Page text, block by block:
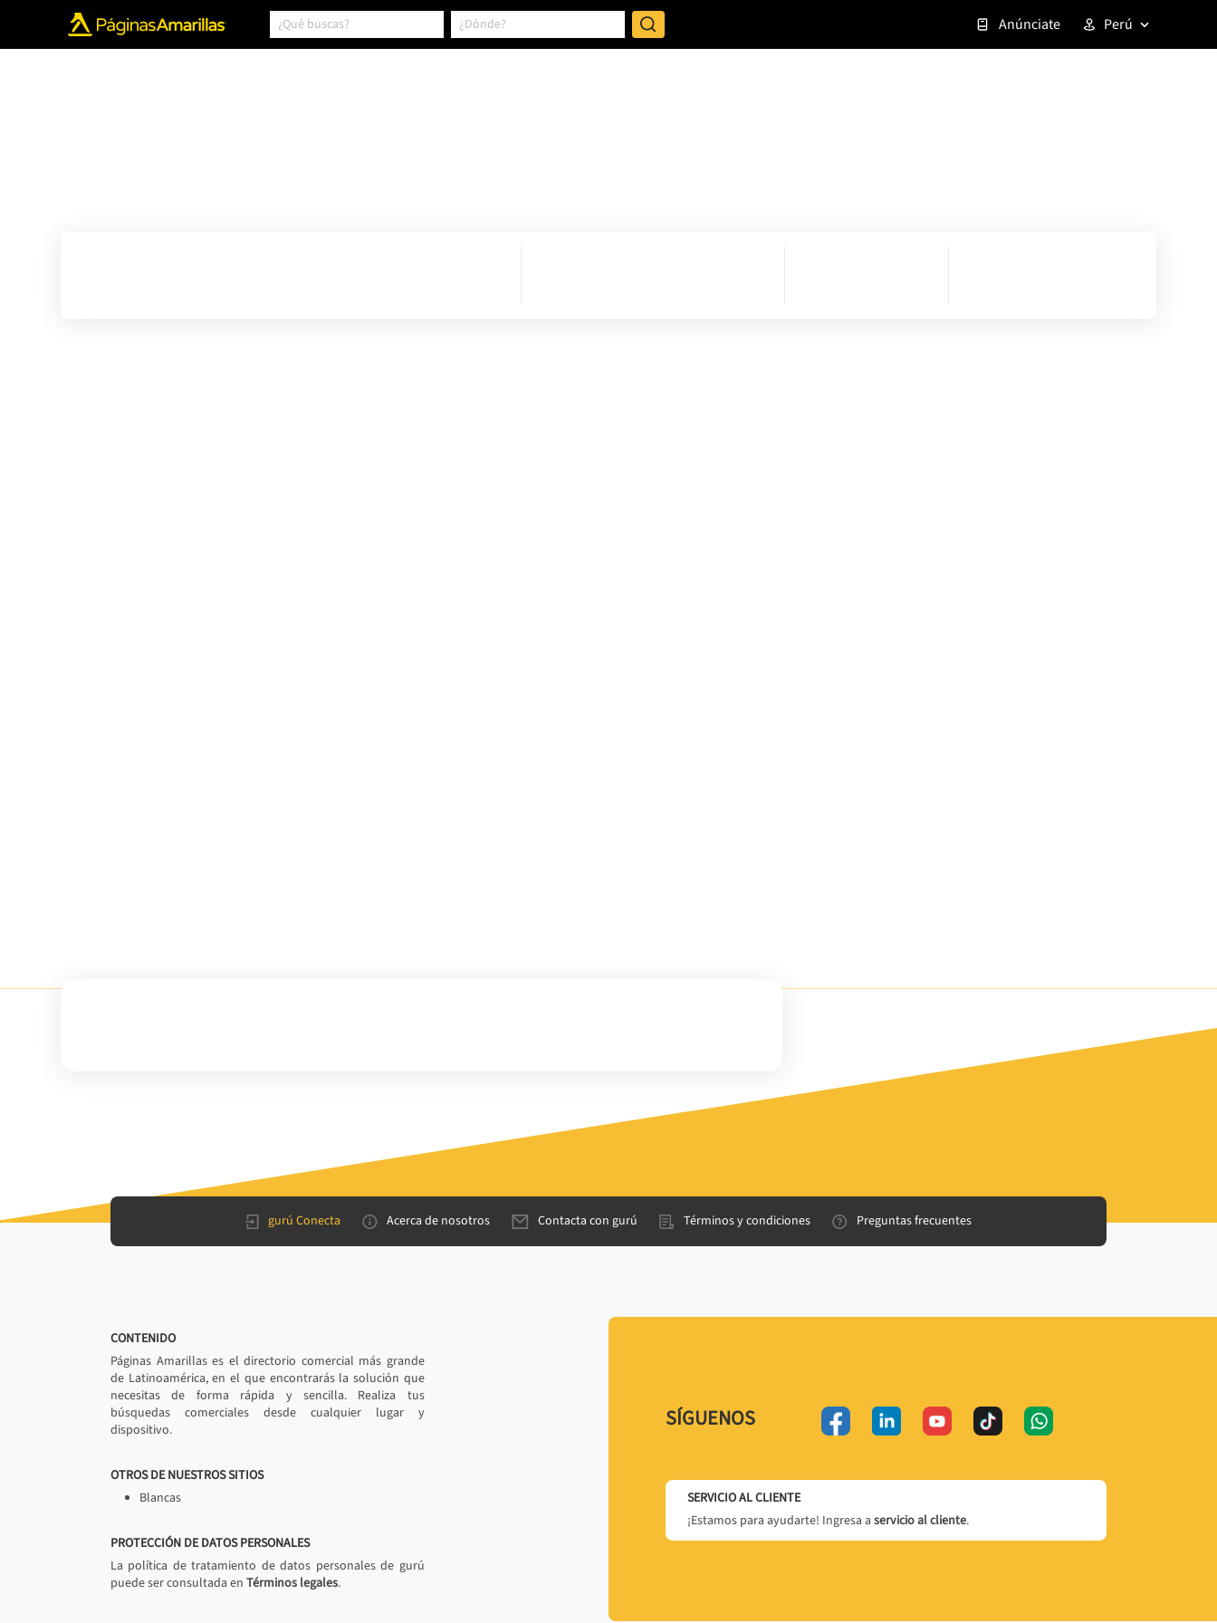
Anúnciate Perú
gurú Conecta Acerca de nosotros Contacta con gurú Términos y condiciones Preguntas frecuentes
CONTENIDO
Páginas Amarillas es el directorio comercial más grande
de Latinoamérica, en el que encontrarás la solución que
necesitas de forma rápida y sencilla. Realiza tus
búsquedas comerciales desde cualquier lugar y
dispositivo.
OTROS DE NUESTROS SITIOS
Blancas
PROTECCIÓN DE DATOS PERSONALES
La política de tratamiento de datos personales de gurú
puede ser consultada en Términos legales.
SÍGUENOS
SERVICIO AL CLIENTE
¡Estamos para ayudarte! Ingresa a servicio al cliente.